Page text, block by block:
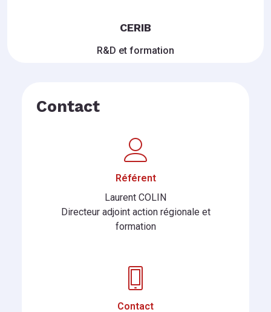
CERIB
R&D et formation
Contact
Référent
Laurent COLIN
Directeur adjoint action régionale et
formation
Contact